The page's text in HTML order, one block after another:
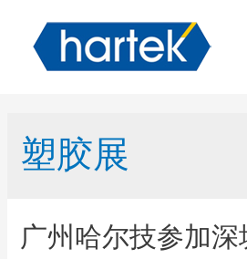
塑胶展
广州哈尔技参加深